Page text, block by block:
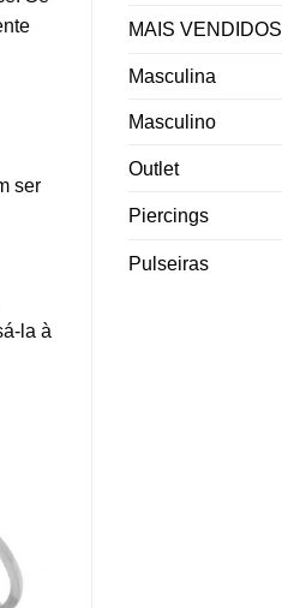
ser
la à
MAIS VENDIDOS
Masculina
Masculino
Outlet
Piercings
Pulseiras